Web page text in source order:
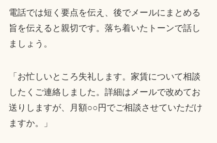
電話では短く要点を伝え、後でメールにまとめる
旨を伝えると親切です。落ち着いたトーンで話し
ましょう。
「お忙しいところ失礼します。家賃について相談
したくご連絡しました。詳細はメールで改めてお
送りしますが、月額○○円でご相談させていただけ
ますか。」